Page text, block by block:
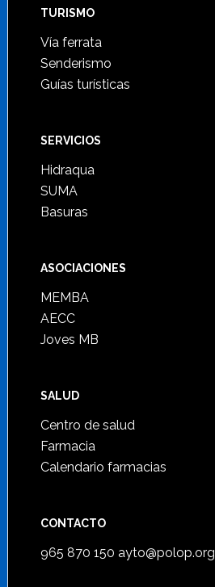
TURISMO
Vía ferrata
Senderismo
Guías turísticas
SERVICIOS
Hidraqua
SUMA
Basuras
ASOCIACIONES
MEMBA
AECC
Joves MB
SALUD
Centro de salud
Farmacia
Calendario farmacias
CONTACTO
965 870 150 ayto@polop.org